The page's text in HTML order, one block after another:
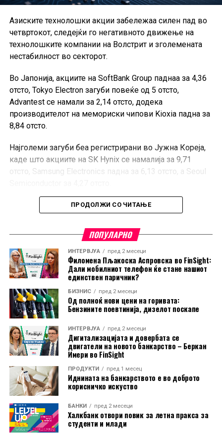
Азиските технолошки акции забележаа силен пад во
четвртокот, следејќи го негативното движење на
технолошките компании на Волстрит и зголемената
нестабилност во секторот.
Во Јапонија, акциите на SoftBank Group паднаа за 4,36
отсто, Tokyo Electron загуби повеќе од 5 отсто,
Advantest се намали за 2,14 отсто, додека
производителот на мемориски чипови Kioxia падна за
8,84 отсто.
Најголеми загуби беа регистрирани во Јужна Кореја,
каде што акциите на SK Hynix се намалија за 9,71
отсто, Samsung Electronics падна за 6,13 отсто, а Seoul
Тајвански TSMC, најголемиот светски производител на
Технолошките акции во последните трговски сесии
се соочуваат со изразени осцилации, особено на
јужнокорејскиот пазар, каде што доминираат
компаниите од полупроводничкиот сектор.
Сепак, аналитичарите на J.P. Morgan оценуваат дека
падот на азиските технолошки акции не го нарушил
инвестицискиот циклус поврзан со вештачката
интелигенција. Според банката, не постојат
фундаментални показатели што би укажале на
значително слабеење на секторот во следните шест
до 12 месеци.
S&P Global, исто така, оцени дека глобалниот
економски раст е поттикнат од инвестициите во
вештачка интелигенција и одбраната. Производството
на технолошка опрема во јули пораснало со најбрзо
ПРОДОЛЖИ СО ЧИТАЊЕ
ПОПУЛАРНО
ИНТЕРВЈУА пред 2 месеци
Филомена Пљакоска Аспровска во FinSight:
Дали мобилниот телефон ќе стане нашиот
единствен паричник?
БИЗНИС пред 2 месеци
Од полноќ нови цени на горивата:
Бензините поевтинија, дизелот поскапе
ИНТЕРВЈУА пред 2 месеци
Дигитализацијата и довербата се
двигатели на новото банкарство – Беркан
Имери во FinSight
ПРОДУКТИ пред 1 месец
Иднината на банкарството е во доброто
корисничко искуство
БАНКИ пред 2 месеци
Халкбанк отвори повик за летна пракса за
студенти и млади